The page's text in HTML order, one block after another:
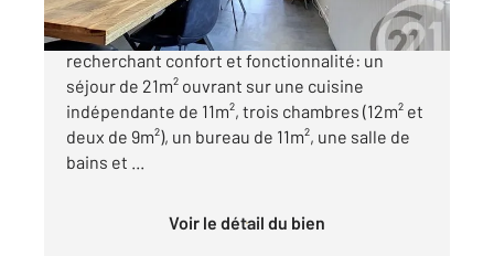
Maison de 89m² à Vittel, idéale pour une famille
recherchant confort et fonctionnalité: un
séjour de 21m² ouvrant sur une cuisine
indépendante de 11m², trois chambres (12m² et
deux de 9m²), un bureau de 11m², une salle de
bains et ...
Voir le détail du bien